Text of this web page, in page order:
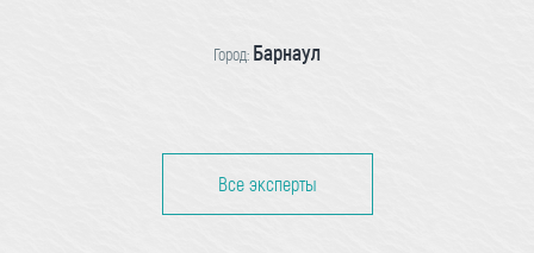
Город: Барнаул
Все эксперты